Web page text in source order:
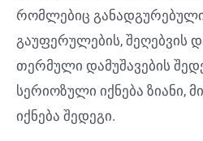
რომლებიც
გაუფერულების, შეღებვის
თერმული დამუშავების
სერიოზული იქნება ზიანი,
იქნება შედეგი.